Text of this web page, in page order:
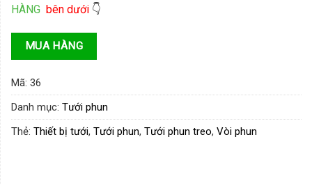
HÀNG bên dưới 👇
MUA HÀNG
Mã: 36
Danh mục: Tưới phun
Thẻ: Thiết bị tưới, Tưới phun, Tưới phun treo, Vòi phun